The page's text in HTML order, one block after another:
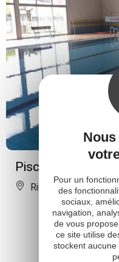
Piscine
Rieupeyroux
Pour un
des
sociaux,
navigation,
de vous
ce site utilise
stockent